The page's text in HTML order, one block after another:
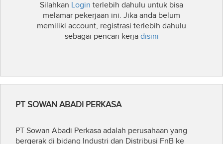
Silahkan Login terlebih dahulu untuk bisa
melamar pekerjaan ini. Jika anda belum
memiliki account, registrasi terlebih dahulu
sebagai pencari kerja disini
PT SOWAN ABADI PERKASA
PT Sowan Abadi Perkasa adalah perusahaan yang
bergerak di bidang Industri dan Distribusi FnB ke